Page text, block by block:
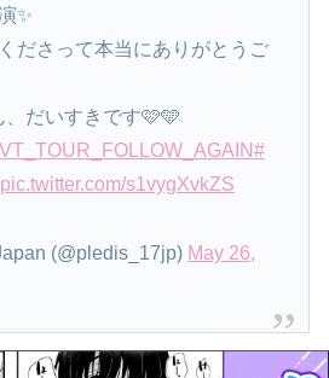
✨
ださって本当にありがとうご
だいすきです🩷🩵
#
pic.twitter.com/s1vygXvkZS
(@pledis_17jp) May 26,